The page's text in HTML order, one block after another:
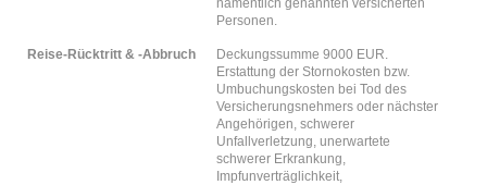
namentlich genannten versicherten
Personen.
Reise-Rücktritt & -Abbruch
Deckungssumme 9000 EUR.
Erstattung der Stornokosten bzw.
Umbuchungskosten bei Tod des
Versicherungsnehmers oder nächster
Angehörigen, schwerer
Unfallverletzung, unerwartete
schwerer Erkrankung,
Impfunverträglichkeit,